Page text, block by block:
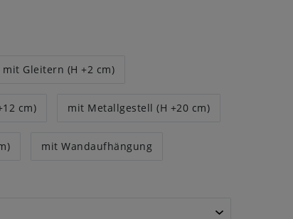
mit Gleitern (H +2 cm)
cm) mit Metallgestell (H +20 cm)
mit Wandaufhängung